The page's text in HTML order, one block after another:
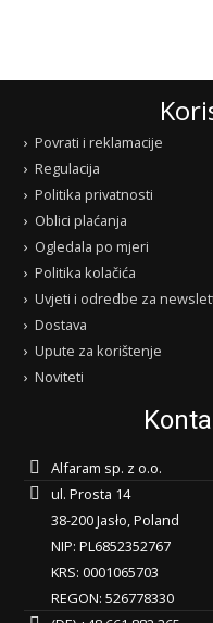
Povrati i reklamacije
Regulacija
Politika privatnosti
Oblici plaćanja
Ogledala po mjeri
Politika kolačića
Uvjeti i odredbe za
Dostava
Upute za korištenje
Noviteti
Alfaram sp. z o.o.
ul. Prosta 14
38-200 Jasło, Poland
NIP: PL6852352767
KRS: 0001065703
REGON: 526778330